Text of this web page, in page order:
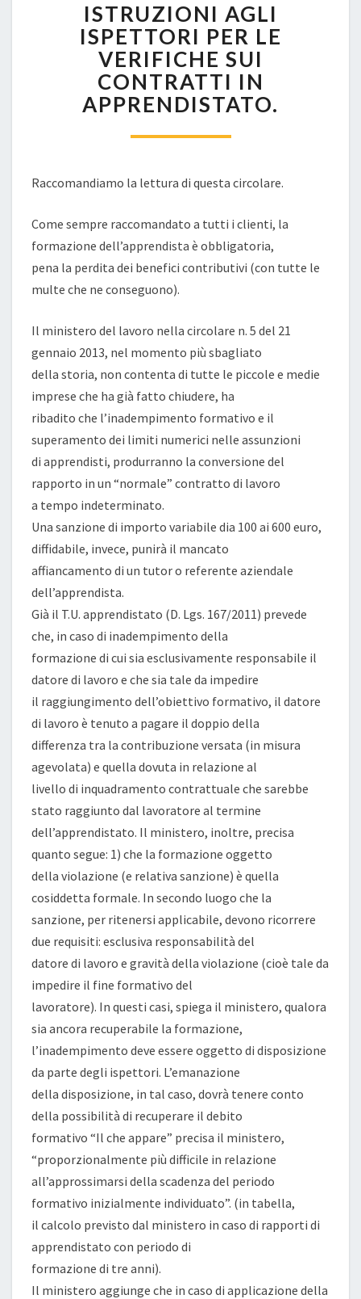
AGLI
ISPETTORI
PER
LE
VERIFICHE
SUI
IN
ISTRUZIONI AGLI
ISPETTORI PER LE
VERIFICHE SUI
CONTRATTI IN
APPRENDISTATO.
Raccomandiamo la lettura di questa circolare.
Come sempre raccomandato a tutti i clienti, la
formazione dell’apprendista è obbligatoria,
pena la perdita dei benefici contributivi (con tutte le
multe che ne conseguono).
Il ministero del lavoro nella circolare n. 5 del 21
gennaio 2013, nel momento più sbagliato
della storia, non contenta di tutte le piccole e medie
imprese che ha già fatto chiudere, ha
ribadito che l’inadempimento formativo e il
superamento dei limiti numerici nelle assunzioni
di apprendisti, produrranno la conversione del
rapporto in un “normale” contratto di lavoro
a tempo indeterminato.
Una sanzione di importo variabile dia 100 ai 600 euro,
diffidabile, invece, punirà il mancato
affiancamento di un tutor o referente aziendale
dell’apprendista.
Già il T.U. apprendistato (D. Lgs. 167/2011) prevede
che, in caso di inadempimento della
formazione di cui sia esclusivamente responsabile il
datore di lavoro e che sia tale da impedire
il raggiungimento dell’obiettivo formativo, il datore
di lavoro è tenuto a pagare il doppio della
differenza tra la contribuzione versata (in misura
agevolata) e quella dovuta in relazione al
livello di inquadramento contrattuale che sarebbe
stato raggiunto dal lavoratore al termine
dell’apprendistato. Il ministero, inoltre, precisa
quanto segue: 1) che la formazione oggetto
della violazione (e relativa sanzione) è quella
cosiddetta formale. In secondo luogo che la
sanzione, per ritenersi applicabile, devono ricorrere
due requisiti: esclusiva responsabilità del
datore di lavoro e gravità della violazione (cioè tale da
impedire il fine formativo del
lavoratore). In questi casi, spiega il ministero, qualora
sia ancora recuperabile la formazione,
l’inadempimento deve essere oggetto di disposizione
da parte degli ispettori. L’emanazione
della disposizione, in tal caso, dovrà tenere conto
della possibilità di recuperare il debito
formativo “Il che appare” precisa il ministero,
“proporzionalmente più difficile in relazione
all’approssimarsi della scadenza del periodo
formativo inizialmente individuato”. (in tabella,
il calcolo previsto dal ministero in caso di rapporti di
apprendistato con periodo di
formazione di tre anni).
Il ministero aggiunge che in caso di applicazione della